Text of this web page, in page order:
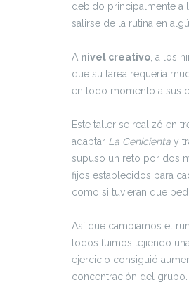
debido principalmente a
salirse de la rutina en
A nivel creativo , a los
que su tarea requería
en todo momento a sus
Este taller se realizó en
adaptar La Cenicienta y
supuso un reto por dos
fijos establecidos para
como si tuvieran que
Así que cambiamos el
todos fuimos tejiendo
ejercicio consiguió
concentración del grupo.